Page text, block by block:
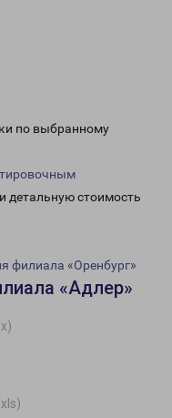
по выбранному
детальную стоимость
филиала «Оренбург»
«Адлер»